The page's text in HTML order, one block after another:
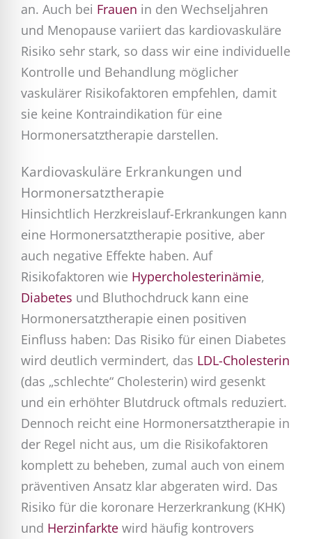
an. Auch bei Frauen in den Wechseljahren
und Menopause variiert das kardiovaskuläre
Risiko sehr stark, so dass wir eine individuelle
Kontrolle und Behandlung möglicher
vaskulärer Risikofaktoren empfehlen, damit
sie keine Kontraindikation für eine
Hormonersatztherapie darstellen.
Kardiovaskuläre Erkrankungen und
Hormonersatztherapie
Hinsichtlich Herzkreislauf-Erkrankungen kann
eine Hormonersatztherapie positive, aber
auch negative Effekte haben. Auf
Risikofaktoren wie Hypercholesterinämie,
Diabetes und Bluthochdruck kann eine
Hormonersatztherapie einen positiven
Einfluss haben: Das Risiko für einen Diabetes
wird deutlich vermindert, das LDL-Cholesterin
(das „schlechte“ Cholesterin) wird gesenkt
und ein erhöhter Blutdruck oftmals reduziert.
Dennoch reicht eine Hormonersatztherapie in
der Regel nicht aus, um die Risikofaktoren
komplett zu beheben, zumal auch von einem
präventiven Ansatz klar abgeraten wird. Das
Risiko für die koronare Herzerkrankung (KHK)
und Herzinfarkte wird häufig kontrovers